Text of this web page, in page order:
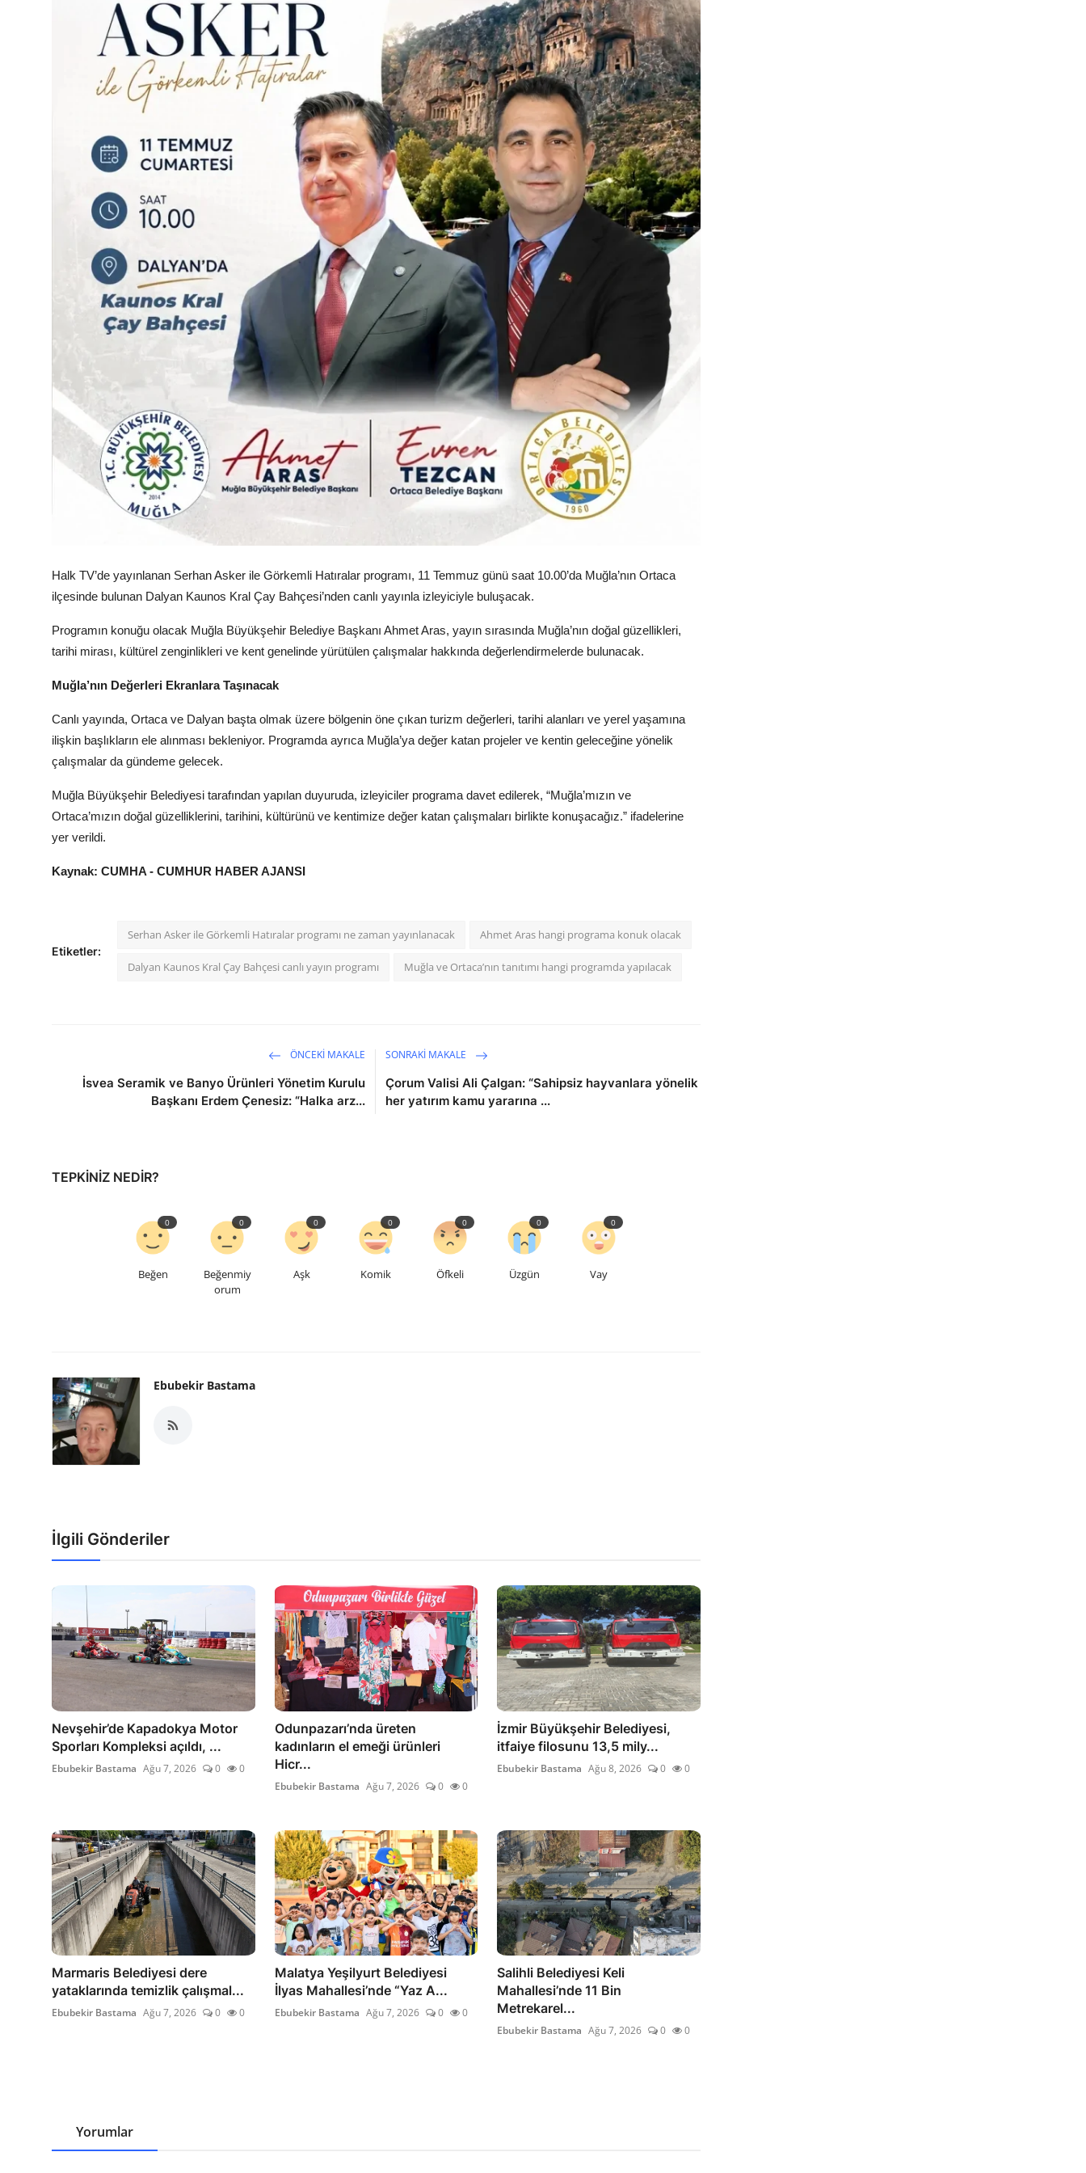
Kamu Kurumları ve Üst Kurullar
Halk TV’de yayınlanan Serhan Asker ile Görkemli Hatıralar programı, 11 Temmuz günü saat 10.00’da Muğla’nın Ortaca
ilçesinde bulunan Dalyan Kaunos Kral Çay Bahçesi’nden canlı yayınla izleyiciyle buluşacak.
Programın konuğu olacak Muğla Büyükşehir Belediye Başkanı Ahmet Aras, yayın sırasında Muğla’nın doğal güzellikleri,
tarihi mirası, kültürel zenginlikleri ve kent genelinde yürütülen çalışmalar hakkında değerlendirmelerde bulunacak.
Muğla’nın Değerleri Ekranlara Taşınacak
Canlı yayında, Ortaca ve Dalyan başta olmak üzere bölgenin öne çıkan turizm değerleri, tarihi alanları ve yerel yaşamına
ilişkin başlıkların ele alınması bekleniyor. Programda ayrıca Muğla’ya değer katan projeler ve kentin geleceğine yönelik
çalışmalar da gündeme gelecek.
Muğla Büyükşehir Belediyesi tarafından yapılan duyuruda, izleyiciler programa davet edilerek, “Muğla’mızın ve
Ortaca’mızın doğal güzelliklerini, tarihini, kültürünü ve kentimize değer katan çalışmaları birlikte konuşacağız.” ifadelerine
yer verildi.
Kaynak: CUMHA - CUMHUR HABER AJANSI
Etiketler:
Serhan Asker ile Görkemli Hatıralar programı ne zaman yayınlanacak Ahmet Aras hangi programa konuk olacak
Dalyan Kaunos Kral Çay Bahçesi canlı yayın programı Muğla ve Ortaca’nın tanıtımı hangi programda yapılacak
ÖNCEKI MAKALE
İsvea Seramik ve Banyo Ürünleri Yönetim Kurulu
Başkanı Erdem Çenesiz: “Halka arz...
SONRAKI MAKALE
Çorum Valisi Ali Çalgan: “Sahipsiz hayvanlara yönelik
her yatırım kamu yararına ...
TEPKINIZ NEDIR?
Beğen
0
Beğenmiy
orum
0
Aşk
0
Komik
0
Öfkeli
0
Üzgün
0
Vay
0
Ebubekir Bastama
İlgili Gönderiler
Nevşehir’de Kapadokya Motor
Sporları Kompleksi açıldı, ...
Ebubekir Bastama Ağu 7, 2026 0 0
Odunpazarı’nda üreten
kadınların el emeği ürünleri
Hicr...
Ebubekir Bastama Ağu 7, 2026 0 0
İzmir Büyükşehir Belediyesi,
itfaiye filosunu 13,5 mily...
Ebubekir Bastama Ağu 8, 2026 0 0
Marmaris Belediyesi dere
yataklarında temizlik çalışmal...
Ebubekir Bastama Ağu 7, 2026 0 0
Malatya Yeşilyurt Belediyesi
İlyas Mahallesi’nde “Yaz A...
Ebubekir Bastama Ağu 7, 2026 0 0
Salihli Belediyesi Keli
Mahallesi’nde 11 Bin
Metrekarel...
Ebubekir Bastama Ağu 7, 2026 0 0
Yorumlar